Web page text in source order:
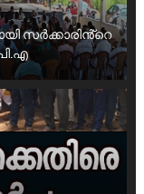
സർക്കാരിൻ്റെ